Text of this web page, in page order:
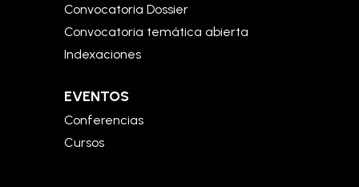
Convocatoria Dossier
Convocatoria temática abierta
Indexaciones
EVENTOS
Conferencias
Cursos